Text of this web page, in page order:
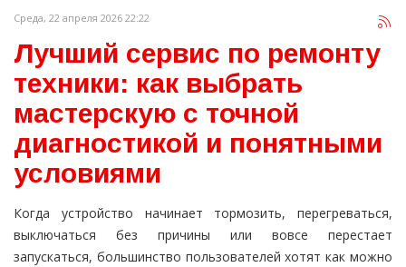
Среда, 22 апреля 2026 22:22
Лучший сервис по ремонту
техники: как выбрать
мастерскую с точной
диагностикой и понятными
условиями
Когда устройство начинает тормозить, перегреваться,
выключаться без причины или вовсе перестает
запускаться, большинство пользователей хотят как можно